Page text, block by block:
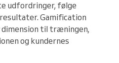
udfordringer, følge
Gamification
til træningen,
og kundernes